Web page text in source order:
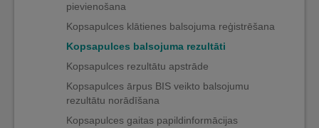
pievienošana
Kopsapulces klātienes balsojuma reģistrēšana
Kopsapulces balsojuma rezultāti
Kopsapulces rezultātu apstrāde
Kopsapulces ārpus BIS veikto balsojumu
rezultātu norādīšana
Kopsapulces gaitas papildinformācijas